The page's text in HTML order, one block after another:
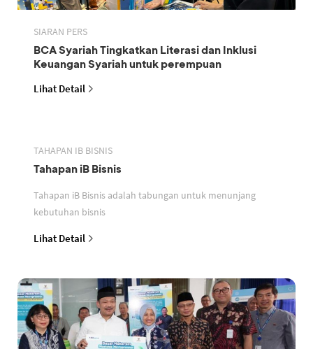
SIARAN PERS
BCA Syariah Tingkatkan Literasi dan Inklusi
Keuangan Syariah untuk perempuan
Lihat Detail
TAHAPAN IB BISNIS
Tahapan iB Bisnis
Tahapan iB Bisnis adalah tabungan untuk menunjang
kebutuhan bisnis
Lihat Detail